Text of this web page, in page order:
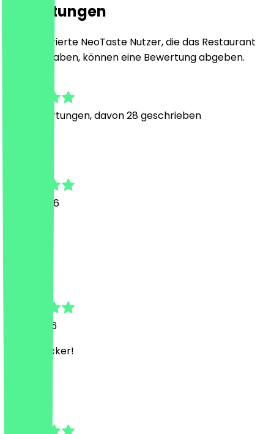
Bewertungen
Nur registrierte NeoTaste Nutzer, die das Restaurant
besucht haben, können eine Bewertung abgeben.
Bewertungen, davon 28 geschrieben
16. Juli 2026
9. Mai 2026
Cute & lecker!